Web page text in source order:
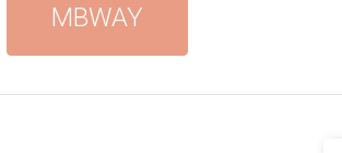
MBWAY